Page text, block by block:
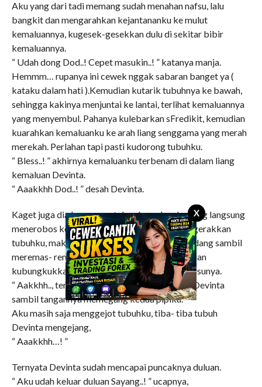
X
Aku yang dari tadi memang sudah menahan nafsu, lalu
bangkit dan mengarahkan kejantananku ke mulut
kemaluannya, kugesek-gesekkan dulu di sekitar bibir
kemaluannya.
“ Udah dong Dod..! Cepet masukin..! ” katanya manja.
Hemmm… rupanya ini cewek nggak sabaran banget ya (
kataku dalam hati ).Kemudian kutarik tubuhnya ke bawah,
sehingga kakinya menjuntai ke lantai, terlihat kemaluannya
yang menyembul. Pahanya kulebarkan sFredikit, kemudian
kuarahkan kemaluanku ke arah liang senggama yang merah
merekah. Perlahan tapi pasti kudorong tubuhku.
“ Bless..! ” akhirnya kemaluanku terbenam di dalam liang
kemaluan Devinta.
“ Aaakkhh Dod..! ” desah Devinta.
Kaget juga dia karena sentakan kemaluanku yang langsung
menerobos kemaluan Devinta. Aku mulai mengerakkan
tubuhku, makin lama makin cepat, kadang- kadang sambil
meremas- remas keduapayudara nya. Kemudian
kubungkukkan badanku, lalu kuhisap puting susunya.
“ Aakkhh.., teruss.., Sayangg..! Teruss..! ” erang Devinta
sambil tangannya memegang kedua pipiku.
Aku masih saja menggejot tubuhku, tiba- tiba tubuh
Devinta mengejang,
“ Aaakkhh…! ”
Ternyata Devinta sudah mencapai puncaknya duluan.
“ Aku udah keluar duluan Sayang..! ” ucapnya,